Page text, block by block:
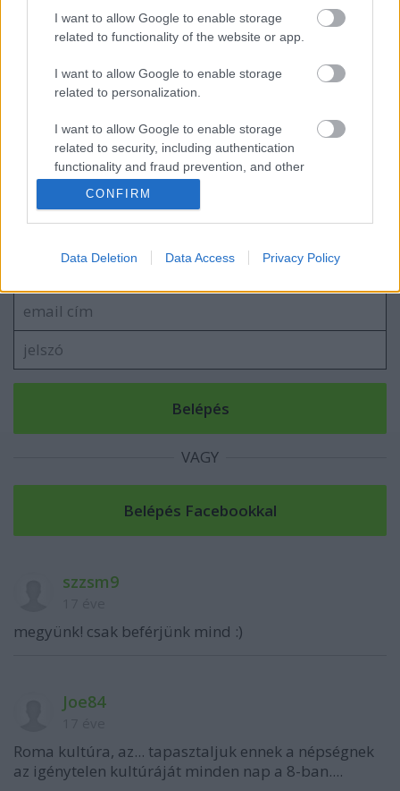
I want to allow Google to enable storage
related to functionality of the website or app.
I want to allow Google to enable storage
related to personalization.
I want to allow Google to enable storage
related to security, including authentication
functionality and fraud prevention, and other
user protection.
CONFIRM
Data Deletion Data Access Privacy Policy
"Mariskák"
Nyitott műhely
VAGY
szzsm9
megyünk! csak beférjünk mind :)
Joe84
Roma kultúra, az... tapasztaljuk ennek a népségnek
az igénytelen kultúráját minden nap a 8-ban....